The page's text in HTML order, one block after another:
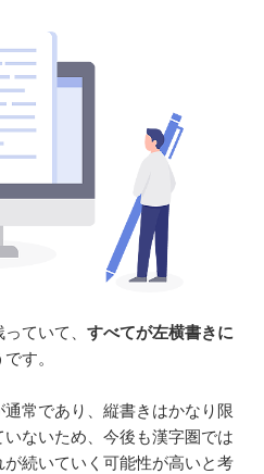
ていて、 すべてが左横書きに
す。
常であり、縦書きはかなり限
ないため、今後も漢字圏では
続いていく可能性が高いと考